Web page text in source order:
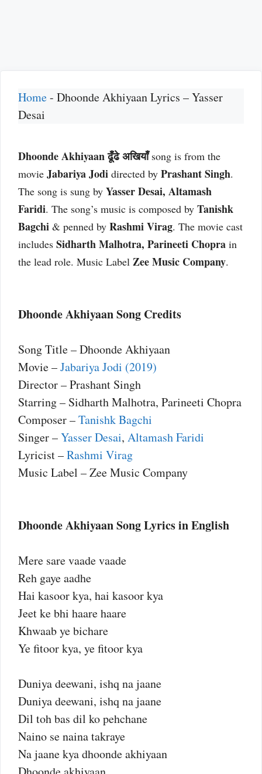
Home- Dhoonde Akhiyaan Lyrics – Yasser
Desai
Dhoonde Akhiyaan ढूँढे अखियाँsong is from the
movie Jabariya Jodi directed by Prashant Singh.
The song is sung by Yasser Desai, Altamash
Faridi. The song’s music is composed by Tanishk
Bagchi & penned by Rashmi Virag. The movie cast
includes Sidharth Malhotra, Parineeti Chopra in
the lead role. Music Label Zee Music Company.
Dhoonde Akhiyaan Song Credits
Song Title – Dhoonde Akhiyaan
Movie –Jabariya Jodi (2019)
Director – Prashant Singh
Starring – Sidharth Malhotra, Parineeti Chopra
Composer –Tanishk Bagchi
Singer –Yasser Desai, Altamash Faridi
Lyricist –Rashmi Virag
Music Label – Zee Music Company
Dhoonde Akhiyaan Song Lyrics in English
Mere sare vaade vaade
Reh gaye aadhe
Hai kasoor kya, hai kasoor kya
Jeet ke bhi haare haare
Khwaab ye bichare
Ye fitoor kya, ye fitoor kya
Duniya deewani, ishq na jaane
Duniya deewani, ishq na jaane
Dil toh bas dil ko pehchane
Naino se naina takraye
Na jaane kya dhoonde akhiyaan